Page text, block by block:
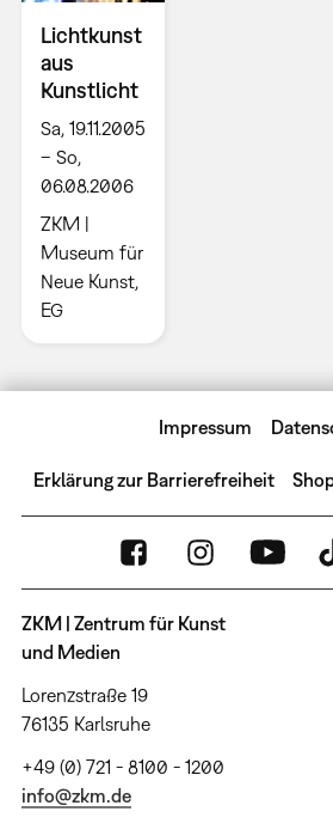
Lichtkunst
aus
Kunstlicht
Sa, 19.11.2005
– So,
06.08.2006
ZKM |
Museum für
Neue Kunst,
EG
Impressum
Erklärung zur Barrierefreiheit
ZKM | Zentrum für Kunst
und Medien
Lorenzstraße 19
76135 Karlsruhe
+49 (0) 721 - 8100 - 1200
info@zkm.de